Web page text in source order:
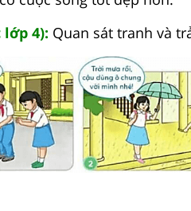
lớp 4): Quan sát tranh và